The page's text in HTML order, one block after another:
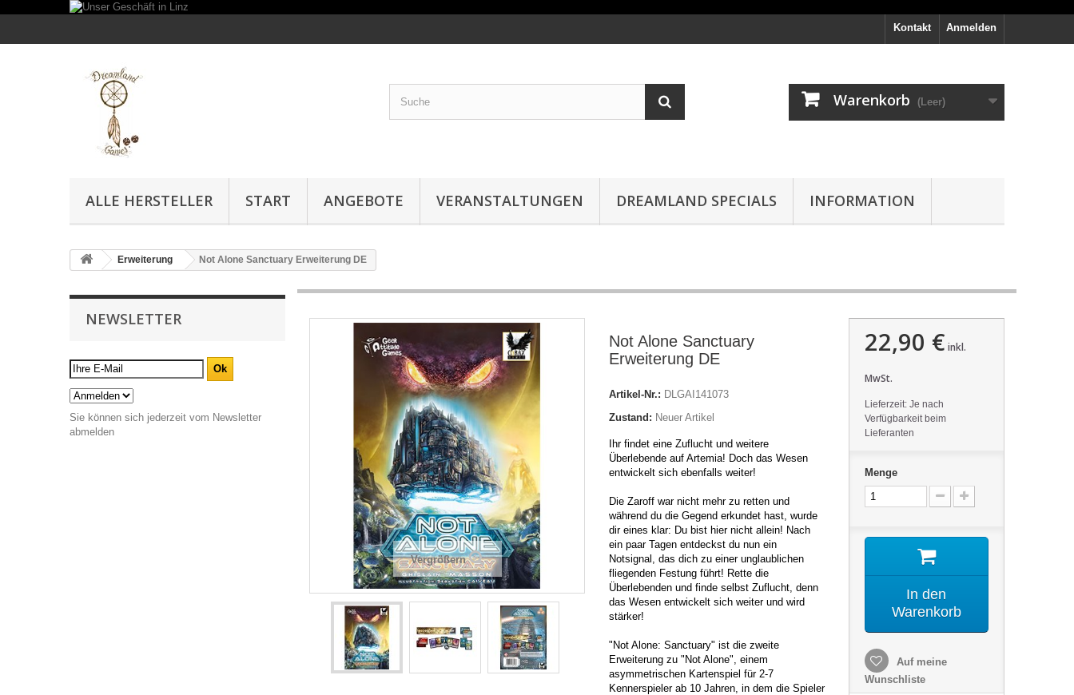
Anmelden
Kontakt
Warenkorb (Leer)
ALLE HERSTELLER START ANGEBOTE VERANSTALTUNGEN DREAMLAND SPECIALS INFORMATION
Erweiterung Not Alone Sanctuary Erweiterung DE
NEWSLETTER
Sie können sich jederzeit vom Newsletter
abmelden
Vergrößern
Not Alone Sanctuary
Erweiterung DE
Artikel-Nr.: DLGAI141073
Zustand: Neuer Artikel
Ihr findet eine Zuflucht und weitere
Überlebende auf Artemia! Doch das Wesen
entwickelt sich ebenfalls weiter!
Die Zaroff war nicht mehr zu retten und
während du die Gegend erkundet hast, wurde
dir eines klar: Du bist hier nicht allein! Nach
ein paar Tagen entdeckst du nun ein
Notsignal, das dich zu einer unglaublichen
fliegenden Festung führt! Rette die
Überlebenden und finde selbst Zuflucht, denn
das Wesen entwickelt sich weiter und wird
stärker!
"Not Alone: Sanctuary" ist die zweite
Erweiterung zu "Not Alone", einem
asymmetrischen Kartenspiel für 2-7
Kennerspieler ab 10 Jahren, in dem die Spieler
22,90 € inkl.
MwSt.
Lieferzeit: Je nach
Verfügbarkeit beim
Lieferanten
Menge
In den
Warenkorb
Auf meine
Wunschliste